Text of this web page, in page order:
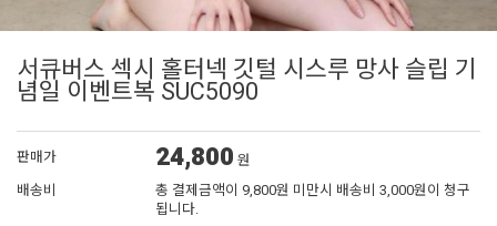
서큐버스 섹시 홀터넥 깃털 시스루 망사 슬립 기
념일 이벤트복 SUC5090
판매가 24,800 원
배송비
총 결제금액이 9,800원 미만시 배송비 3,000원이 청구
됩니다.